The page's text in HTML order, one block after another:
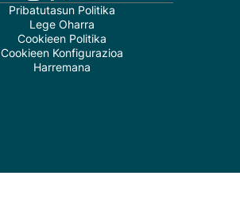
Pribatutasun Politika
Lege Oharra
Cookieen Politika
Cookieen Konfigurazioa
Harremana